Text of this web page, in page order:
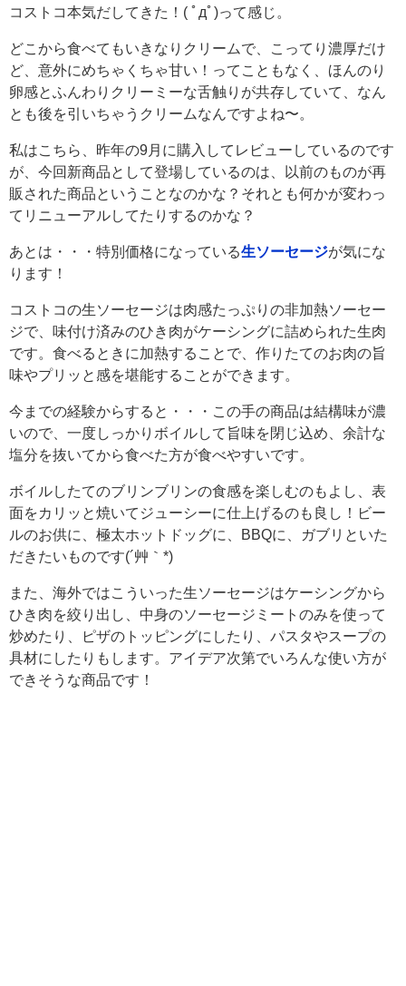
コストコ本気だしてきた！( ﾟдﾟ)って感じ。
どこから食べてもいきなりクリームで、こってり濃厚だけ
ど、意外にめちゃくちゃ甘い！ってこともなく、ほんのり
卵感とふんわりクリーミーな舌触りが共存していて、なん
とも後を引いちゃうクリームなんですよね〜。
私はこちら、昨年の9月に購入してレビューしているのです
が、今回新商品として登場しているのは、以前のものが再
販された商品ということなのかな？それとも何かが変わっ
てリニューアルしてたりするのかな？
あとは・・・特別価格になっている生ソーセージが気にな
ります！
コストコの生ソーセージは肉感たっぷりの非加熱ソーセー
ジで、味付け済みのひき肉がケーシングに詰められた生肉
です。食べるときに加熱することで、作りたてのお肉の旨
味やプリッと感を堪能することができます。
今までの経験からすると・・・この手の商品は結構味が濃
いので、一度しっかりボイルして旨味を閉じ込め、余計な
塩分を抜いてから食べた方が食べやすいです。
ボイルしたてのブリンブリンの食感を楽しむのもよし、表
面をカリッと焼いてジューシーに仕上げるのも良し！ビー
ルのお供に、極太ホットドッグに、BBQに、ガブリといた
だきたいものです(´艸｀*)
また、海外ではこういった生ソーセージはケーシングから
ひき肉を絞り出し、中身のソーセージミートのみを使って
炒めたり、ピザのトッピングにしたり、パスタやスープの
具材にしたりもします。アイデア次第でいろんな使い方が
できそうな商品です！